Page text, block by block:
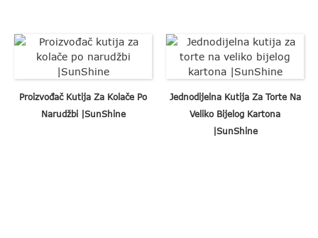
Proizvođač Kutija Za Kolače Po
Narudžbi |SunShine
Jednodijelna Kutija Za Torte Na
Veliko Bijelog Kartona
|SunShine